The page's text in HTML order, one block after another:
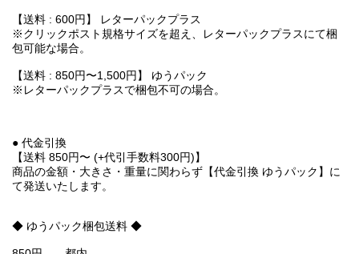
【送料 : 600円】 レターパックプラス
※クリックポスト規格サイズを超え、レターパックプラスにて梱
包可能な場合。
【送料 : 850円〜1,500円】 ゆうパック
※レターパックプラスで梱包不可の場合。
● 代金引換
【送料 850円〜 (+代引手数料300円)】
商品の金額・大きさ・重量に関わらず【代金引換 ゆうパック】に
て発送いたします。
◆ ゆうパック梱包送料 ◆